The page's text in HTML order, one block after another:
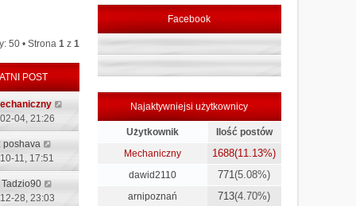
50 • Strona 1z 1
POST
04, 21:26
poshava
11, 17:51
Tadzio90
28, 23:03
Facebook
Najaktywniejsi użytkownicy
Użytkownik
Ilość postów
Mechaniczny
1688(11.13%)
dawid2110 771(5.08%)
arnipoznań 713(4.70%)